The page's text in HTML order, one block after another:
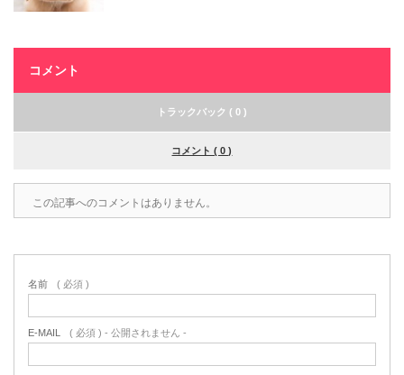
コメント
トラックバック ( 0 )
コメント ( 0 )
この記事へのコメントはありません。
名前 ( 必須 )
E-MAIL ( 必須 ) - 公開されません -